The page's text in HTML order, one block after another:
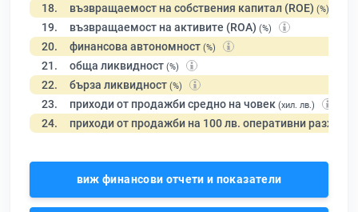
18. възвращаемост на собствения капитал (ROE) (%)
19. възвращаемост на активите (ROA) (%)
20. финансова автономност (%)
21. обща ликвидност (%)
22. бърза ликвидност (%)
23. приходи от продажби средно на човек (хил. лв.)
24. приходи от продажби на 100 лв. оперативни разходи
виж финансови отчети и показатели